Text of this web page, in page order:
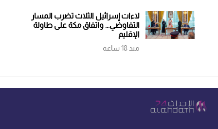
لاءات إسرائيل الثلاث تضرب المسار
التفاوضي... واتفاق مكة على طاولة
الإقليم
منذ 18 ساعة